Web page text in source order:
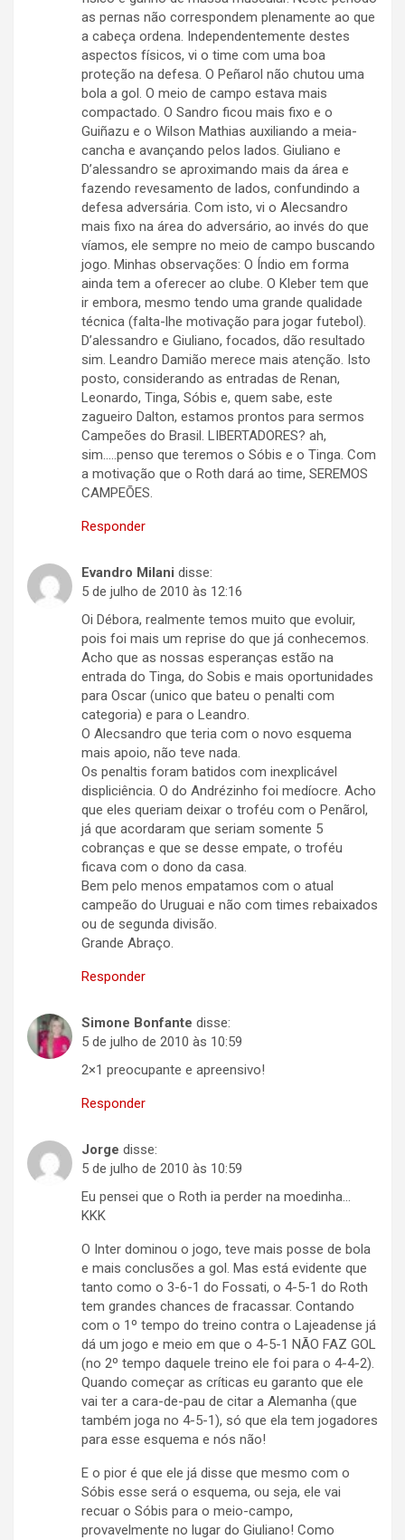
as pernas não correspondem plenamente ao que
a cabeça ordena. Independentemente destes
aspectos físicos, vi o time com uma boa
proteção na defesa. O Peñarol não chutou uma
bola a gol. O meio de campo estava mais
compactado. O Sandro ficou mais fixo e o
Guiñazu e o Wilson Mathias auxiliando a meia-
cancha e avançando pelos lados. Giuliano e
D’alessandro se aproximando mais da área e
fazendo revesamento de lados, confundindo a
defesa adversária. Com isto, vi o Alecsandro
mais fixo na área do adversário, ao invés do que
víamos, ele sempre no meio de campo buscando
jogo. Minhas observações: O Índio em forma
ainda tem a oferecer ao clube. O Kleber tem que
ir embora, mesmo tendo uma grande qualidade
técnica (falta-lhe motivação para jogar futebol).
D’alessandro e Giuliano, focados, dão resultado
sim. Leandro Damião merece mais atenção. Isto
posto, considerando as entradas de Renan,
Leonardo, Tinga, Sóbis e, quem sabe, este
zagueiro Dalton, estamos prontos para sermos
Campeões do Brasil. LIBERTADORES? ah,
sim…..penso que teremos o Sóbis e o Tinga. Com
a motivação que o Roth dará ao time, SEREMOS
CAMPEÕES.
Responder
Evandro Milani disse:
5 de julho de 2010 às 12:16
Oi Débora, realmente temos muito que evoluir,
pois foi mais um reprise do que já conhecemos.
Acho que as nossas esperanças estão na
entrada do Tinga, do Sobis e mais oportunidades
para Oscar (unico que bateu o penalti com
categoria) e para o Leandro.
O Alecsandro que teria com o novo esquema
mais apoio, não teve nada.
Os penaltis foram batidos com inexplicável
displiciência. O do Andrézinho foi medíocre. Acho
que eles queriam deixar o troféu com o Penãrol,
já que acordaram que seriam somente 5
cobranças e que se desse empate, o troféu
ficava com o dono da casa.
Bem pelo menos empatamos com o atual
campeão do Uruguai e não com times rebaixados
ou de segunda divisão.
Grande Abraço.
Responder
Simone Bonfante disse:
5 de julho de 2010 às 10:59
2×1 preocupante e apreensivo!
Responder
Jorge disse:
5 de julho de 2010 às 10:59
Eu pensei que o Roth ia perder na moedinha…
KKK
O Inter dominou o jogo, teve mais posse de bola
e mais conclusões a gol. Mas está evidente que
tanto como o 3-6-1 do Fossati, o 4-5-1 do Roth
tem grandes chances de fracassar. Contando
com o 1º tempo do treino contra o Lajeadense já
dá um jogo e meio em que o 4-5-1 NÃO FAZ GOL
(no 2º tempo daquele treino ele foi para o 4-4-2).
Quando começar as críticas eu garanto que ele
vai ter a cara-de-pau de citar a Alemanha (que
também joga no 4-5-1), só que ela tem jogadores
para esse esquema e nós não!
E o pior é que ele já disse que mesmo com o
Sóbis esse será o esquema, ou seja, ele vai
recuar o Sóbis para o meio-campo,
provavelmente no lugar do Giuliano! Como